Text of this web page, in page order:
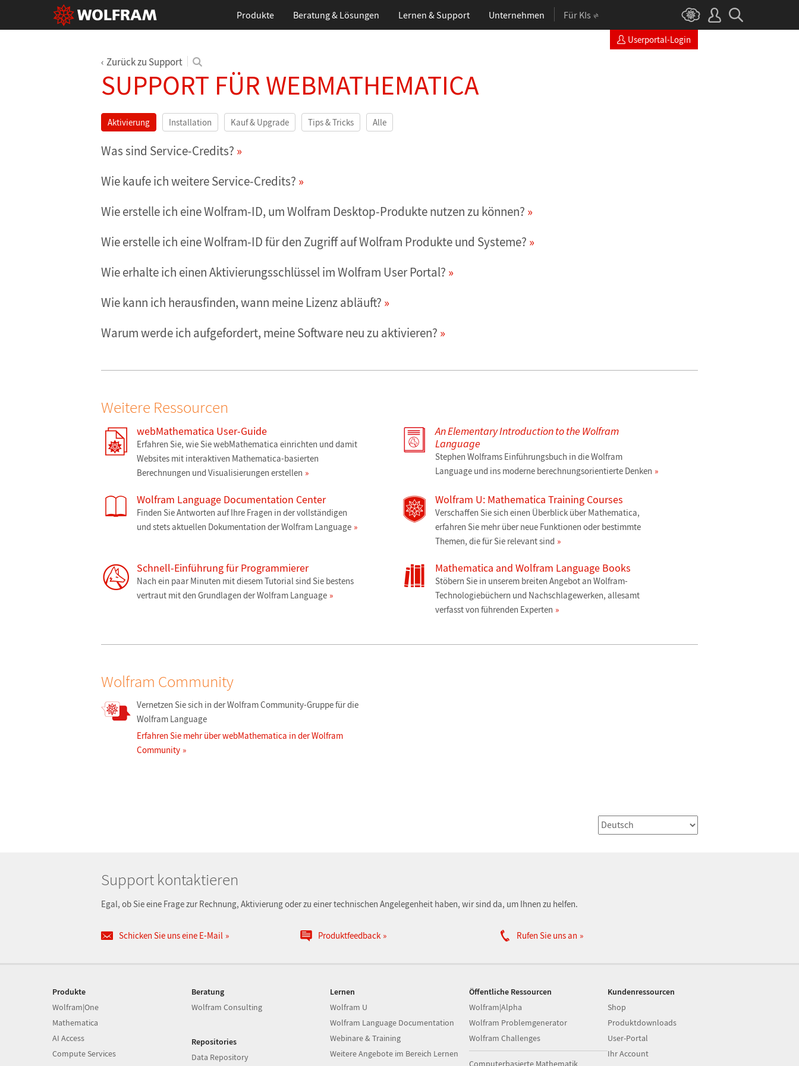
Produkte Beratung & Lösungen Lernen & Support Unternehmen Für KIs
Userportal-Login
Zurück zu Support
SUPPORT FÜR WEBMATHEMATICA
Aktivierung Installation Kauf & Upgrade Tips & Tricks Alle
Was sind Service-Credits?
Wie kaufe ich weitere Service-Credits?
Wie erstelle ich eine Wolfram-ID, um Wolfram Desktop-Produkte nutzen zu können?
Wie erstelle ich eine Wolfram-ID für den Zugriff auf Wolfram Produkte und Systeme?
Wie erhalte ich einen Aktivierungsschlüssel im Wolfram User Portal?
Wie kann ich herausfinden, wann meine Lizenz abläuft?
Warum werde ich aufgefordert, meine Software neu zu aktivieren?
Weitere Ressourcen
webMathematica User-Guide
Erfahren Sie, wie Sie webMathematica einrichten und damit
Websites mit interaktiven Mathematica-basierten
Berechnungen und Visualisierungen erstellen
An Elementary Introduction to the Wolfram
Language
Stephen Wolframs Einführungsbuch in die Wolfram
Language und ins moderne berechnungsorientierte Denken
Wolfram Language Documentation Center
Finden Sie Antworten auf Ihre Fragen in der vollständigen
und stets aktuellen Dokumentation der Wolfram Language
Wolfram U: Mathematica Training Courses
Verschaffen Sie sich einen Überblick über Mathematica,
erfahren Sie mehr über neue Funktionen oder bestimmte
Themen, die für Sie relevant sind
Schnell-Einführung für Programmierer
Nach ein paar Minuten mit diesem Tutorial sind Sie bestens
vertraut mit den Grundlagen der Wolfram Language
Mathematica and Wolfram Language Books
Stöbern Sie in unserem breiten Angebot an Wolfram-
Technologiebüchern und Nachschlagewerken, allesamt
verfasst von führenden Experten
Wolfram Community
Vernetzen Sie sich in der Wolfram Community-Gruppe für die
Wolfram Language
Erfahren Sie mehr über webMathematica in der Wolfram
Community
Support kontaktieren
Egal, ob Sie eine Frage zur Rechnung, Aktivierung oder zu einer technischen Angelegenheit haben, wir sind da, um Ihnen zu helfen.
Schicken Sie uns eine E-Mail Produktfeedback Rufen Sie uns an
Produkte
Wolfram|One
Mathematica
AI Access
Compute Services
Beratung
Wolfram Consulting
Repositories
Data Repository
Lernen
Wolfram U
Wolfram Language Documentation
Webinare & Training
Weitere Angebote im Bereich Lernen
Öffentliche Ressourcen
Wolfram|Alpha
Wolfram Problemgenerator
Wolfram Challenges
Computerbasierte Mathematik
Kundenressourcen
Shop
Produktdownloads
User-Portal
Ihr Account